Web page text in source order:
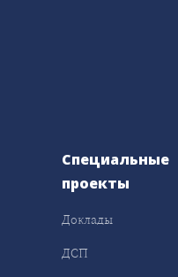
Специальные
проекты
Доклады
ДСП